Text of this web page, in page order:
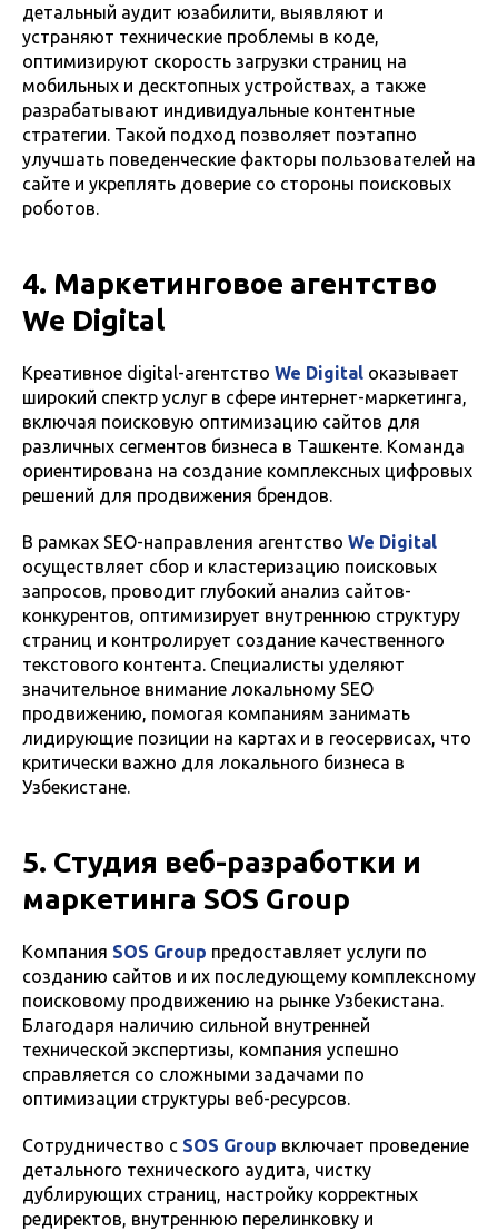
детальный аудит юзабилити, выявляют и
устраняют технические проблемы в коде,
оптимизируют скорость загрузки страниц на
мобильных и десктопных устройствах, а также
разрабатывают индивидуальные контентные
стратегии. Такой подход позволяет поэтапно
улучшать поведенческие факторы пользователей на
сайте и укреплять доверие со стороны поисковых
роботов.
4. Маркетинговое агентство
We Digital
Креативное digital-агентство We Digital оказывает
широкий спектр услуг в сфере интернет-маркетинга,
включая поисковую оптимизацию сайтов для
различных сегментов бизнеса в Ташкенте. Команда
ориентирована на создание комплексных цифровых
решений для продвижения брендов.
В рамках SEO-направления агентство We Digital
осуществляет сбор и кластеризацию поисковых
запросов, проводит глубокий анализ сайтов-
конкурентов, оптимизирует внутреннюю структуру
страниц и контролирует создание качественного
текстового контента. Специалисты уделяют
значительное внимание локальному SEO
продвижению, помогая компаниям занимать
лидирующие позиции на картах и в геосервисах, что
критически важно для локального бизнеса в
Узбекистане.
5. Студия веб-разработки и
маркетинга SOS Group
Компания SOS Group предоставляет услуги по
созданию сайтов и их последующему комплексному
поисковому продвижению на рынке Узбекистана.
Благодаря наличию сильной внутренней
технической экспертизы, компания успешно
справляется со сложными задачами по
оптимизации структуры веб-ресурсов.
Сотрудничество с SOS Group включает проведение
детального технического аудита, чистку
дублирующих страниц, настройку корректных
редиректов, внутреннюю перелинковку и